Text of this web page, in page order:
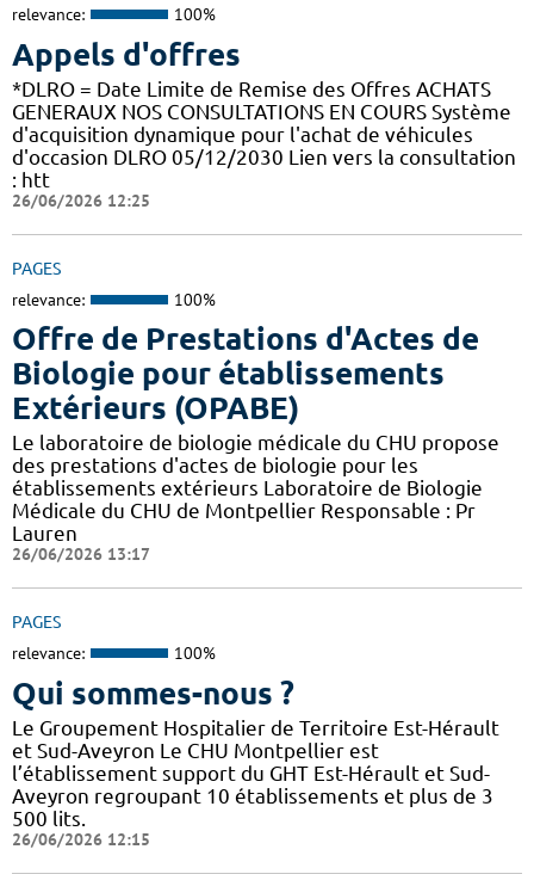
relevance: 100%
Appels d'offres
*DLRO = Date Limite de Remise des Offres ACHATS
GENERAUX NOS CONSULTATIONS EN COURS Système
d'acquisition dynamique pour l'achat de véhicules
d'occasion DLRO 05/12/2030 Lien vers la consultation
: htt
26/06/2026 12:25
PAGES
relevance: 100%
Offre de Prestations d'Actes de
Biologie pour établissements
Extérieurs (OPABE)
Le laboratoire de biologie médicale du CHU propose
des prestations d'actes de biologie pour les
établissements extérieurs Laboratoire de Biologie
Médicale du CHU de Montpellier Responsable : Pr
Lauren
26/06/2026 13:17
PAGES
relevance: 100%
Qui sommes-nous ?
Le Groupement Hospitalier de Territoire Est-Hérault
et Sud-Aveyron Le CHU Montpellier est
l’établissement support du GHT Est-Hérault et Sud-
Aveyron regroupant 10 établissements et plus de 3
500 lits.
26/06/2026 12:15